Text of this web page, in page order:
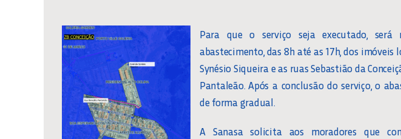
Para que o serviço seja executado, será
abastecimento, das 8h até as 17h, dos imóveis
Synésio Siqueira e as ruas Sebastião da
Pantaleão. Após a conclusão do serviço, o
de forma gradual.
A Sanasa solicita aos moradores que